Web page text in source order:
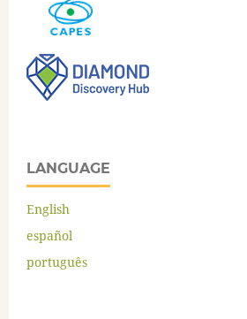
LANGUAGE
English
español
português